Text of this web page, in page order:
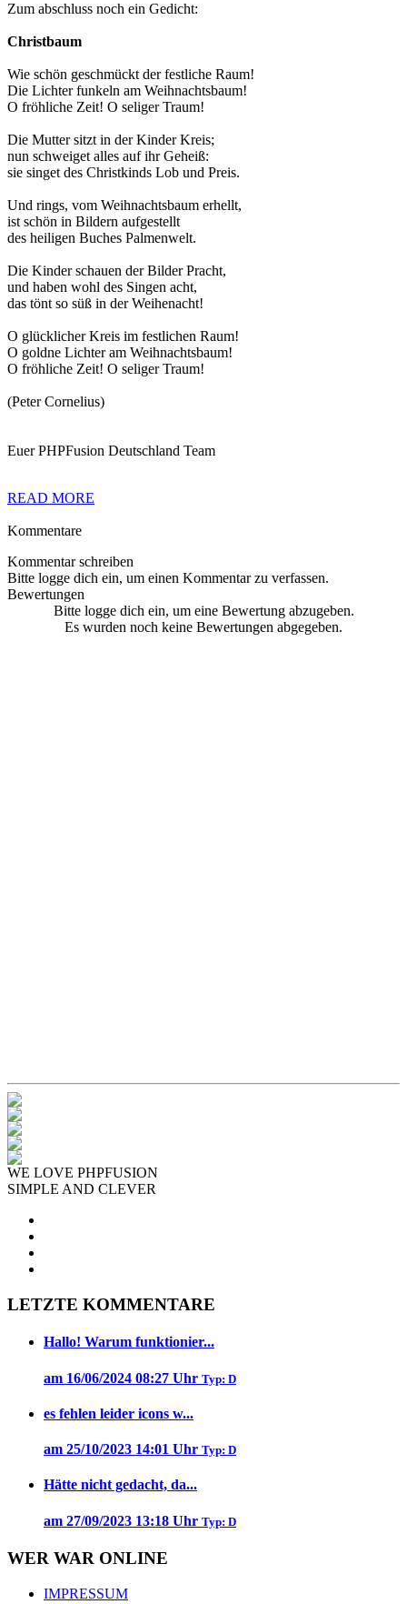
Zum abschluss noch ein Gedicht:
Christbaum
Wie schön geschmückt der festliche Raum!
Die Lichter funkeln am Weihnachtsbaum!
O fröhliche Zeit! O seliger Traum!
Die Mutter sitzt in der Kinder Kreis;
nun schweiget alles auf ihr Geheiß:
sie singet des Christkinds Lob und Preis.
Und rings, vom Weihnachtsbaum erhellt,
ist schön in Bildern aufgestellt
des heiligen Buches Palmenwelt.
Die Kinder schauen der Bilder Pracht,
und haben wohl des Singen acht,
das tönt so süß in der Weihenacht!
O glücklicher Kreis im festlichen Raum!
O goldne Lichter am Weihnachtsbaum!
O fröhliche Zeit! O seliger Traum!
(Peter Cornelius)
Euer PHPFusion Deutschland Team
READ MORE
Kommentare
Kommentar schreiben
Bitte logge dich ein, um einen Kommentar zu verfassen.
Bewertungen
Bitte logge dich ein, um eine Bewertung abzugeben.
Es wurden noch keine Bewertungen abgegeben.
WE LOVE PHPFUSION
SIMPLE AND CLEVER
LETZTE KOMMENTARE
Hallo! Warum funktionier...
am 16/06/2024 08:27 Uhr Typ: D
es fehlen leider icons w...
am 25/10/2023 14:01 Uhr Typ: D
Hätte nicht gedacht, da...
am 27/09/2023 13:18 Uhr Typ: D
WER WAR ONLINE
IMPRESSUM